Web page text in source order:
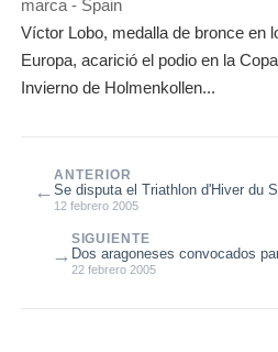
marca - Spain
Víctor Lobo, medalla de bronce en
Europa, acarició el podio en la
Invierno de Holmenkollen...
←
ANTERIOR
Se disputa el Triathlon d'Hiver du
12 febrero 2005
SIGUIENTE
Dos aragoneses convocados
22 febrero 2005
→